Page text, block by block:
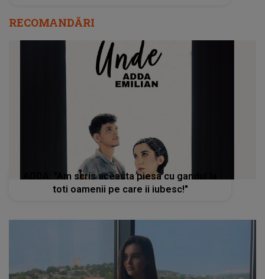
RECOMANDĂRI
ADDA: "Am scris aceasta piesa cu gandul la
toti oamenii pe care ii iubesc!"